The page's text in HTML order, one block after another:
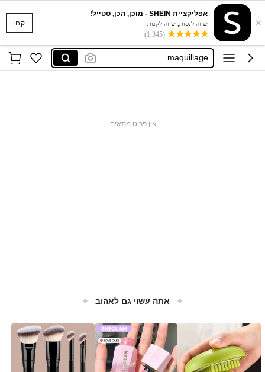
קחו ×
אפליקציית SHEIN - מוכן, הכן, סטייל!
שווה לנסות, שווה לקנות
(1,345)
phấn mắt
sheglam
maquillage
אין פריט מתאים.
אתה עשוי גם לאהוב